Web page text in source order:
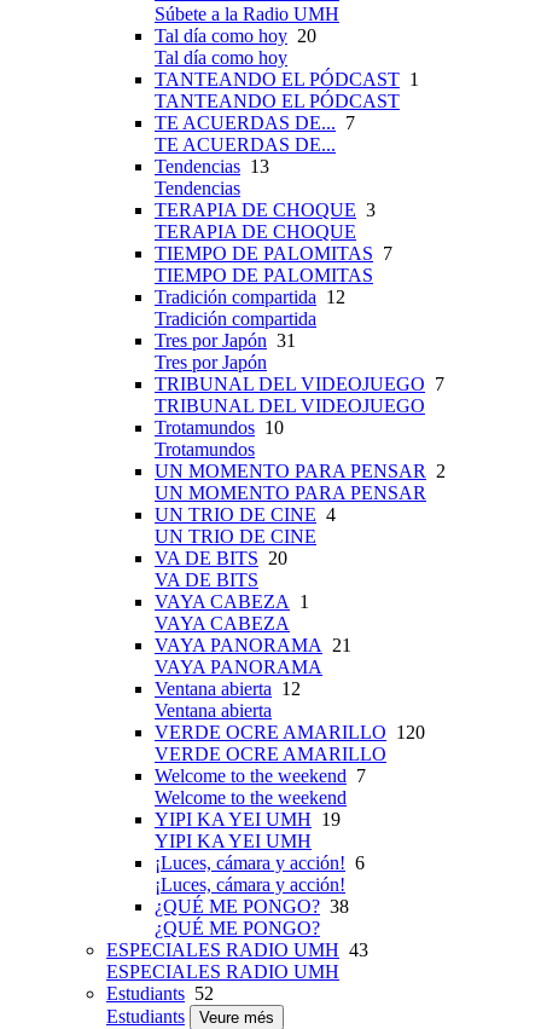
Súbete a la Radio UMH
Tal día como hoy 20
Tal día como hoy
TANTEANDO EL PÓDCAST 1
TANTEANDO EL PÓDCAST
TE ACUERDAS DE... 7
TE ACUERDAS DE...
Tendencias 13
Tendencias
TERAPIA DE CHOQUE 3
TERAPIA DE CHOQUE
TIEMPO DE PALOMITAS 7
TIEMPO DE PALOMITAS
Tradición compartida 12
Tradición compartida
Tres por Japón 31
Tres por Japón
TRIBUNAL DEL VIDEOJUEGO 7
TRIBUNAL DEL VIDEOJUEGO
Trotamundos 10
Trotamundos
UN MOMENTO PARA PENSAR
2
UN MOMENTO PARA PENSAR
UN TRIO DE CINE 4
UN TRIO DE CINE
VA DE BITS 20
VA DE BITS
VAYA CABEZA
1
VAYA CABEZA
VAYA PANORAMA
21
VAYA PANORAMA
Ventana abierta 12
Ventana abierta
VERDE OCRE AMARILLO 120
VERDE OCRE AMARILLO
Welcome to the weekend 7
Welcome to the weekend
YIPI KA YEI UMH 19
YIPI KA YEI UMH
¡Luces, cámara y acción! 6
¡Luces, cámara y acción!
¿QUÉ ME PONGO? 38
¿QUÉ ME PONGO?
ESPECIALES RADIO UMH 43
ESPECIALES RADIO UMH
Estudiants 52
Estudiants
Veure més